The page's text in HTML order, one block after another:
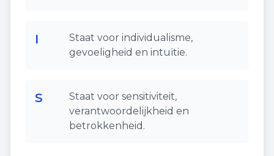
I
Staat voor individualisme,
gevoeligheid en intuïtie.
S
Staat voor sensitiviteit,
verantwoordelijkheid en
betrokkenheid.